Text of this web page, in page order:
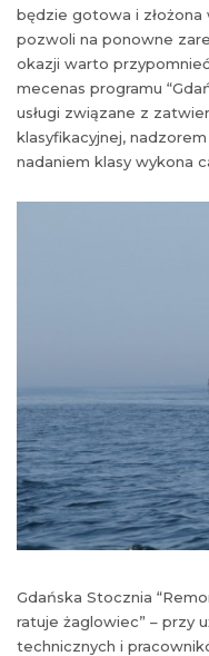
będzie gotowa i
pozwoli na ponowne
okazji warto
mecenas programu
usługi związane z
klasyfikacyjnej,
nadaniem klasy wykona
Gdańska Stocznia
ratuje żaglowiec” – przy
technicznych i